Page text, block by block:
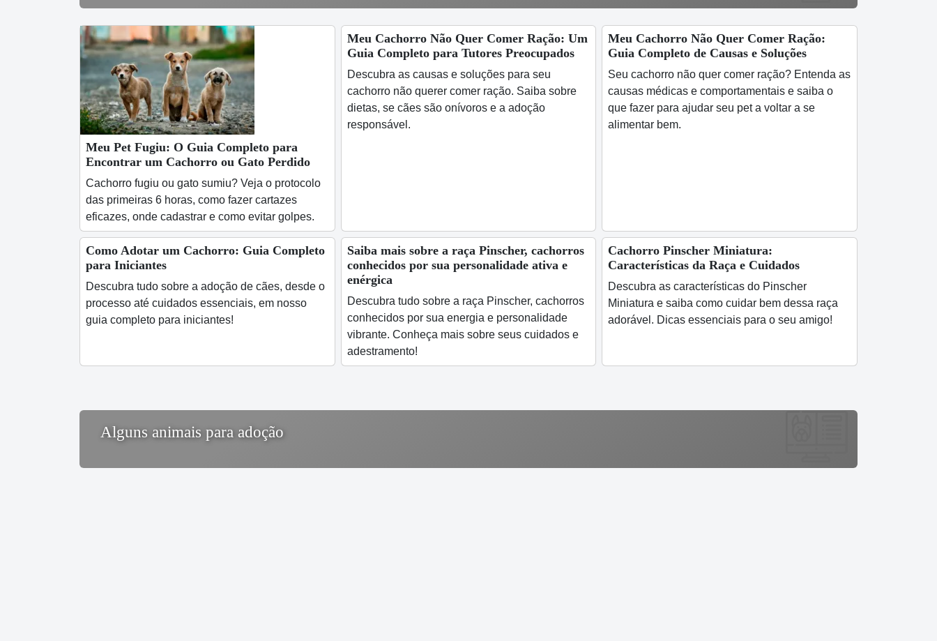
Meu Pet Fugiu: O Guia Completo para
Encontrar um Cachorro ou Gato Perdido
Cachorro fugiu ou gato sumiu? Veja o protocolo
das primeiras 6 horas, como fazer cartazes
eficazes, onde cadastrar e como evitar golpes.
Meu Cachorro Não Quer Comer Ração: Um
Guia Completo para Tutores Preocupados
Descubra as causas e soluções para seu
cachorro não querer comer ração. Saiba sobre
dietas, se cães são onívoros e a adoção
responsável.
Meu Cachorro Não Quer Comer Ração:
Guia Completo de Causas e Soluções
Seu cachorro não quer comer ração? Entenda as
causas médicas e comportamentais e saiba o
que fazer para ajudar seu pet a voltar a se
alimentar bem.
Como Adotar um Cachorro: Guia Completo
para Iniciantes
Descubra tudo sobre a adoção de cães, desde o
processo até cuidados essenciais, em nosso
guia completo para iniciantes!
Saiba mais sobre a raça Pinscher, cachorros
conhecidos por sua personalidade ativa e
enérgica
Descubra tudo sobre a raça Pinscher, cachorros
conhecidos por sua energia e personalidade
vibrante. Conheça mais sobre seus cuidados e
adestramento!
Cachorro Pinscher Miniatura:
Características da Raça e Cuidados
Descubra as características do Pinscher
Miniatura e saiba como cuidar bem dessa raça
adorável. Dicas essenciais para o seu amigo!
Alguns animais para adoção